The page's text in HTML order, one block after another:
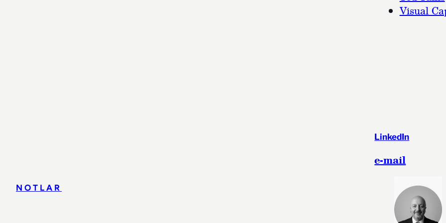
Visual
NOTLAR
LinkedIn
e-mail